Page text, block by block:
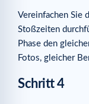
Vereinfachen Sie
Stoßzeiten
Phase den
Fotos, gleicher
Schritt 4